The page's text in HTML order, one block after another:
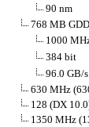
90 nm
768 MB
1000
384 bit
96.0 GB/s
630 MHz
128 (DX
1350 MHz